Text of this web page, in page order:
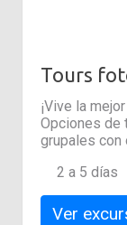
Tours
¡Vive la
Opciones de
grupales con
2 a 5 días
Ver